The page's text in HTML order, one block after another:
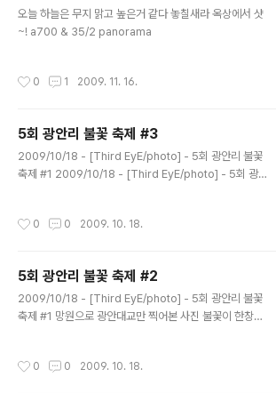
오늘 하늘은 무지 맑고 높은거 같다 놓칠새라 옥상에서 샷
~! a700 & 35/2 panorama
0 1 2009. 11. 16.
5회 광안리 불꽃 축제 #3
2009/10/18 - [Third EyE/photo] - 5회 광안리 불꽃
축제 #1 2009/10/18 - [Third EyE/photo] - 5회 광안
0 0 2009. 10. 18.
5회 광안리 불꽃 축제 #2
2009/10/18 - [Third EyE/photo] - 5회 광안리 불꽃
축제 #1 망원으로 광안대교만 찍어본 사진 불꽃이 한창일
0 0 2009. 10. 18.